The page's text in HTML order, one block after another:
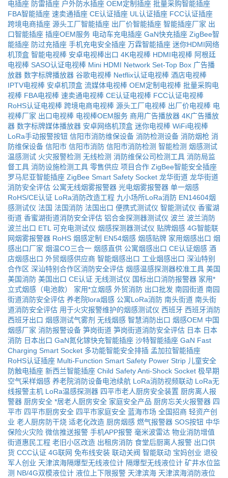
电插座 防雷插座 户外防水插座 OEM定制插座 批量采购智能插座
FBA智能插座 速卖通插座 CE认证插座 UL认证插座 FCC认证插座
跨境电商插座 源头工厂智能插座 出厂价智能插座 智能插座厂家 出
口智能插座 插座OEM服务 电动车充电插座 GaN快充插座 ZigBee智
能插座 防过充插座 手机充电安全插座 万霖智能插座 迷你HDMI网络
机顶盒 智能电视棒 安卓电视棒出口 4K电视棒 HDMI电视棒 阿根廷
电视棒 SASO认证电视棒 Mini HDMI Network Set-Top Box 广告播
放器 数字标牌播放器 谷歌电视棒 Netflix认证电视棒 酒店电视棒
IPTV电视棒 安卓机顶盒 流媒体电视棒 OEM定制电视棒 批量采购电
视棒 FBA电视棒 速卖通电视棒 CE认证电视棒 FCC认证电视棒
RoHS认证电视棒 跨境电商电视棒 源头工厂电视棒 出厂价电视棒 电
视棒厂家 出口电视棒 电视棒OEM服务 商用广告播放器 4K广告播放
器 数字标牌媒体播放器 安卓网络机顶盒 迷你电视棒 WiFi电视棒
LoRa手动报警按钮 信阳市消防维保设备 消防检测设备 消防烟枪 消
防维保设备 信阳市 信阳市消防 信阳市消防检测 智能检测 烟感测试
温感测试 火灾报警检测 无线检测 消防维保公司检测工具 消防局监
督工具 消防设施检测工具 零售供应 项目合作 ZigBee智能安全插座
罗马尼亚智能插座 ZigBee Smart Safety Socket 龙华街道 龙华街道
消防安全评估 公寓无线烟雾报警器 光电烟雾报警器 单一烟感
RoHS/CE认证 LoRa消防改造工程 九小场所LoRa消防 EN14604烟
感测试仪 法国 法国消防 法国出口 便携式测试仪 智能测试仪 香蜜湖
街道 香蜜湖街道消防安全评估 铝合金探测器测试仪 波兰 波兰消防
波兰出口 ETL 可充电测试仪 烟感探测器测试仪 贴牌烟感 4G智能联
网烟雾报警器 RoHS 烟感定制 EN54烟感 烟感贴牌 家用烟感出口 烟
感出口厂家 烟温CO三合一 烟感直供 公寓烟感出口 CE认证烟感 酒
店烟感出口 外贸烟感供应商 智能烟感出口 工业烟感出口 深汕特别
合作区 深汕特别合作区消防安全评估 烟感温感探测器校准工具 美国
美国消防 美国出口 CE认证 无线测试仪 国标出口消防报警器 家用*
立式烟感（电池款）
家用*立烟感 外贸消防 出口批发 南园街道 南园
街道消防安全评估 养老院lora烟感 公寓LoRa消防 南头街道 南头街
道消防安全评估 用于火灾报警维护的烟感测试仪 西班牙 西班牙消防
西班牙出口 烟感测试气雾剂 无线烟感 智慧消防出口 烟感OEM 中国
烟感厂家 消防报警设备 笋岗街道 笋岗街道消防安全评估 日本 日本
消防 日本出口 GaN氮化镓快充智能插座 沙特智能插座 GaN Fast
Charging Smart Socket 多功能智能安全排插 孟加拉智能插座
RoHS认证插座 Multi-Function Smart Safety Power Strip 儿童安全
防触电插座 新西兰智能插座 Child Safety Anti-Shock Socket 极早期
空气采样烟感 养老院消防设备电池续航 LoRa消防视频联动 LoRa无
线报警主机 LoRa温感探测器 四平市老人厨房安全装置 厨房离人报
警器 厨房安全 *居老人厨房安全 家庭安全产品 厨房忘关火报警器 四
平市 四平市厨房安全 四平市家庭安全 蓝海市场 全国招商 轻资产创
业 老人厨房防干烧 适老化改造 厨房烟感 燃气报警器 SOS按钮 中华
保险火灾险 微信推送报警 手机APP报警 毫米波雷达 物业消防增值
街道惠民工程 老旧小区改造 出租房消防 食堂后厨离人报警 出口供
货 CCC认证 4G联网 免布线安装 联动关阀 智能联动 宝妈创业 退役
军人创业 天津滨海隔爆型无线液位计 隔爆型无线液位计 矿井水位监
测 NB/4G双模液位计 液位上下限报警 天津滨海 天津滨海消防液位